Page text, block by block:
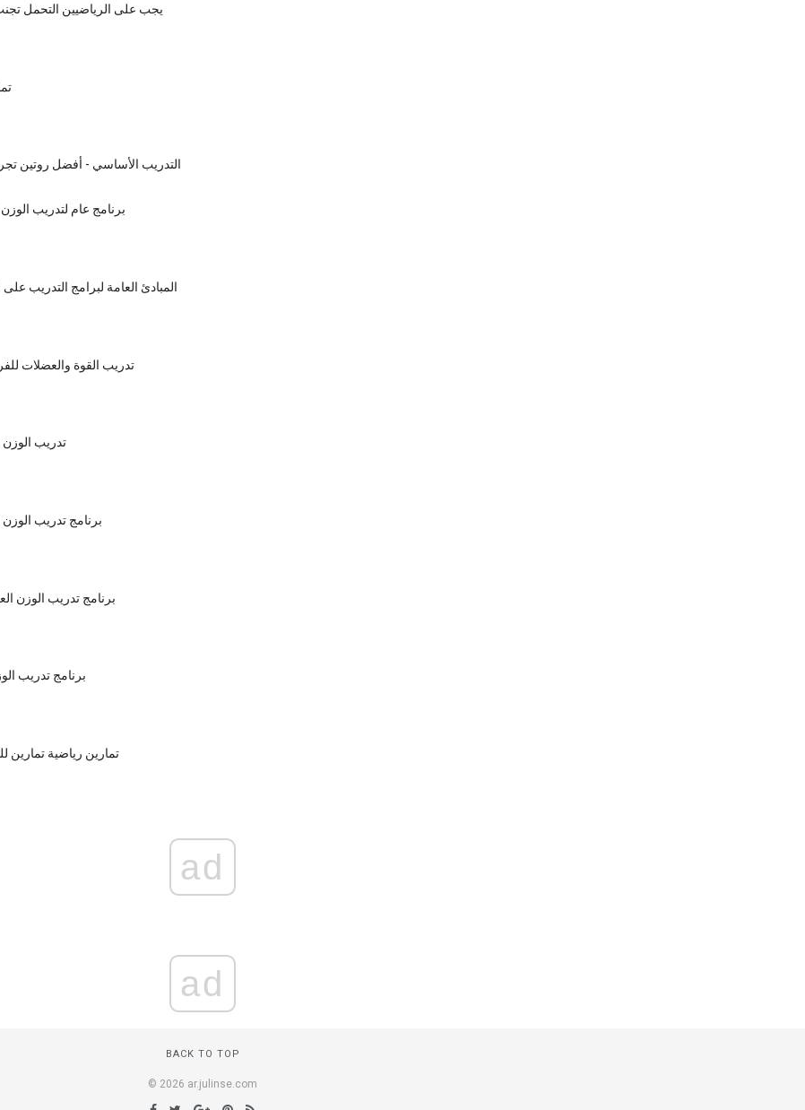
يجب على الرياضيين التحمل
التدريب الأساسي - أفضل روتين
برنامج عام لتدريب
المبادئ العامة لبرامج التدريب
تدريب القوة والعضلات
تدريب
برنامج تدريب الوزن
برنامج تدريب الوزن
برنامج تدريب
تمارين رياضية تمارين
ad
ad
BACK TO TOP
© 2026 ar.julinse.com